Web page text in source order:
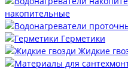
накопительные
Герметики
Жидкие